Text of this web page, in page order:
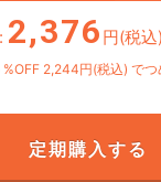
2,376 円(税込)
%OFF 2,244円(税込)でつ
定期購入する